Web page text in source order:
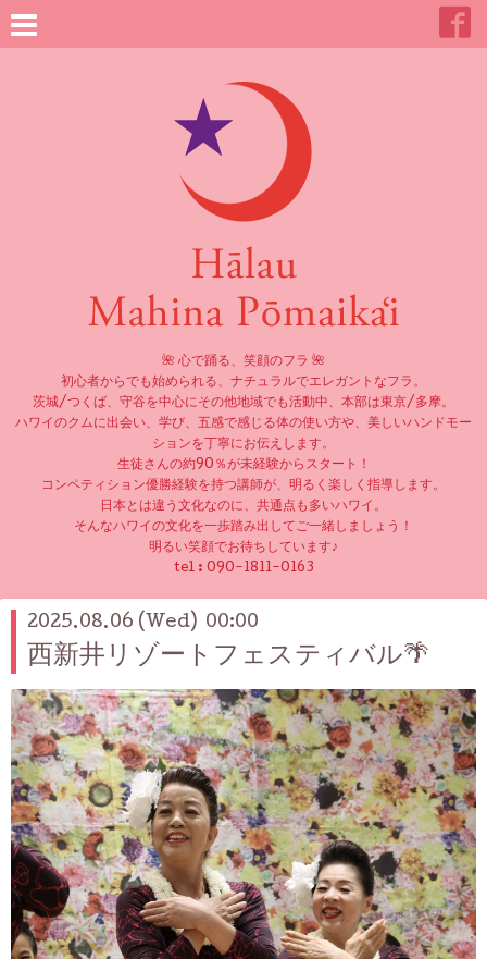
🌺 心で踊る、笑顔のフラ 🌺
初心者からでも始められる、ナチュラルでエレガントなフラ。
茨城/つくば、守谷を中心にその他地域でも活動中、本部は東京/多摩。
ハワイのクムに出会い、学び、五感で感じる体の使い方や、美しいハンドモー
ションを丁寧にお伝えします。
生徒さんの約90％が未経験からスタート！
コンペティション優勝経験を持つ講師が、明るく楽しく指導します。
日本とは違う文化なのに、共通点も多いハワイ。
そんなハワイの文化を一歩踏み出してご一緒しましょう！
明るい笑顔でお待ちしています♪
tel : 090-1811-0163
2025.08.06 (Wed) 00:00
西新井リゾートフェスティバル🌴